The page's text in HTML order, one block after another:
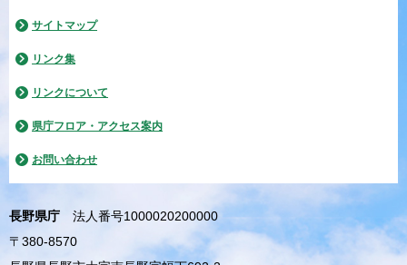
サイトマップ
リンク集
リンクについて
県庁フロア・アクセス案内
お問い合わせ
長野県庁
法人番号1000020200000
〒380-8570